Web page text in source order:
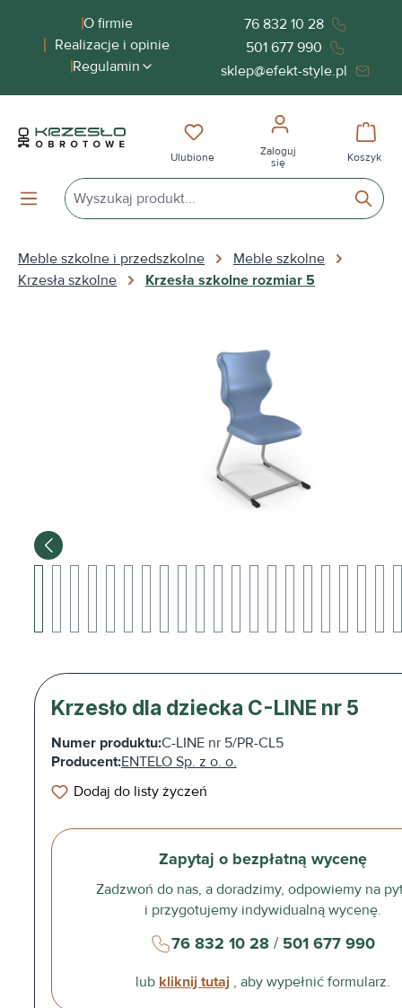
zawartościO firmie
Realizacje i opinie
Regulamin
76 832 10 28
501 677 990
sklep@efekt-style.pl
Masz 0 przedmioty na liście
Ulubione
Zaloguj
się
Koszyk
Meble szkolne i przedszkolne
Meble szkolne
Krzesła szkolne
Krzesła szkolne rozmiar 5
Krzesło dla dziecka C-LINE nr 5
Numer produktu:C-LINE nr 5/PR-CL5
Producent:ENTELO Sp. z o. o.
Dodaj do listy życzeń
Zapytaj o bezpłatną wycenę
Zadzwoń do nas, a doradzimy, odpowiemy na
i przygotujemy indywidualną wycenę.
76 832 10 28/ 501 677 990
lub kliknij tutaj , aby wypełnić formularz.